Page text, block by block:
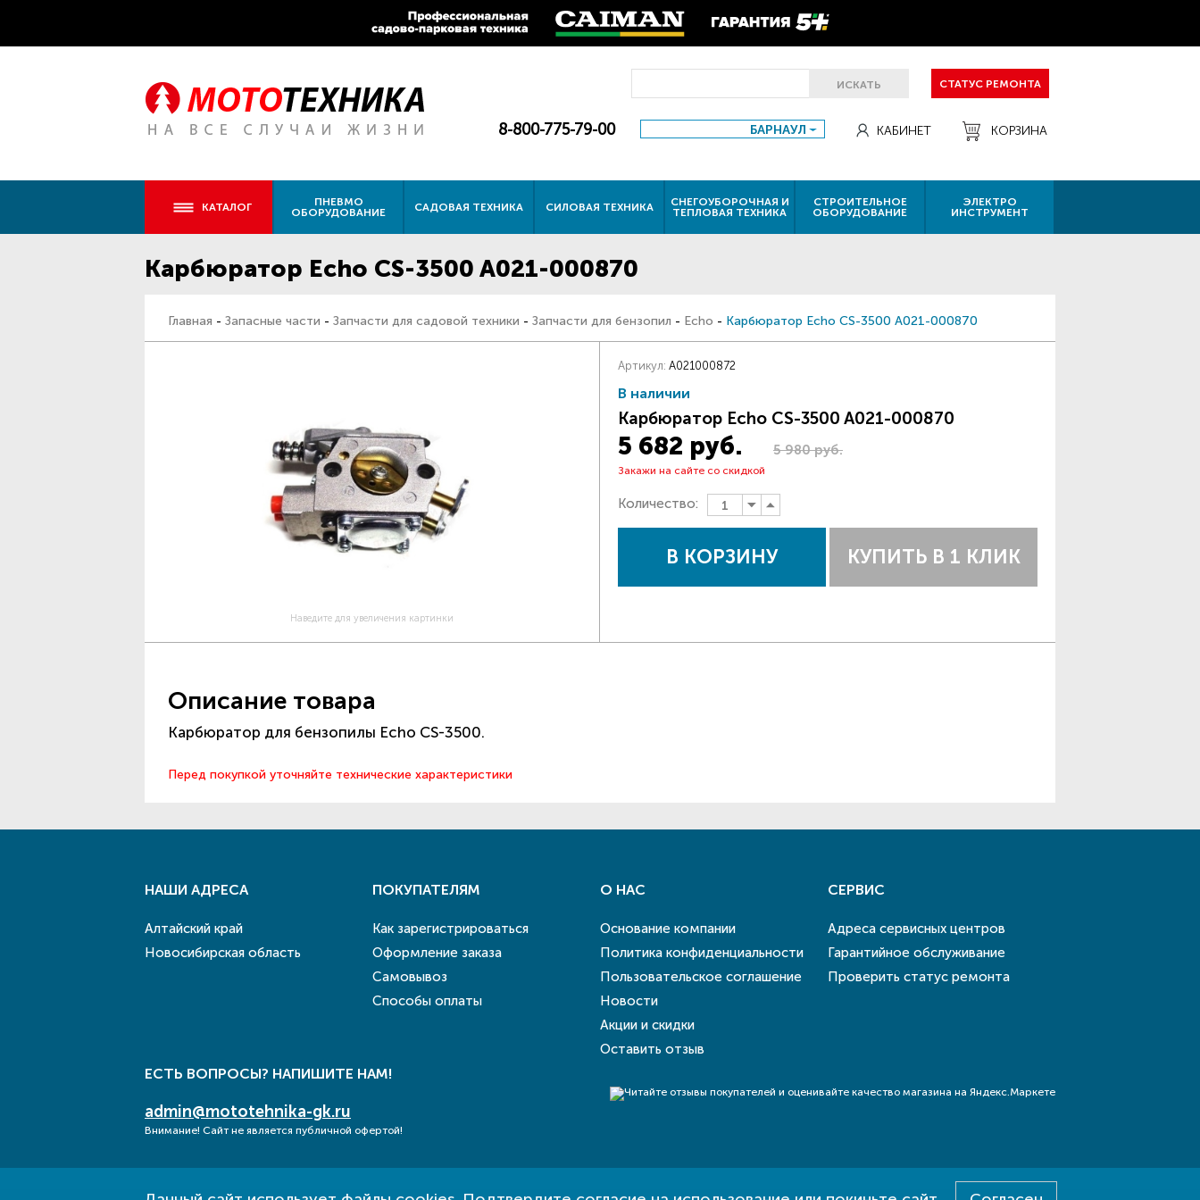
ИСКАТЬ СТАТУС РЕМОНТА
8-800-775-79-00 БАРНАУЛ КАБИНЕТ КОРЗИНА
КАТАЛОГ
ПНЕВМО
ОБОРУДОВАНИЕ
САДОВАЯ ТЕХНИКА СИЛОВАЯ ТЕХНИКА
СНЕГОУБОРОЧНАЯ И
ТЕПЛОВАЯ ТЕХНИКА
СТРОИТЕЛЬНОЕ
ОБОРУДОВАНИЕ
ЭЛЕКТРО
ИНСТРУМЕНТ
Карбюратор Echo CS-3500 A021-000870
Главная - Запасные части - Запчасти для садовой техники - Запчасти для бензопил - Echo - Карбюратор Echo CS-3500 A021-000870
Наведите для увеличения картинки
Артикул: A021000872
В наличии
Карбюратор Echo CS-3500 A021-000870
5 682 руб. 5 980 руб.
Закажи на сайте со скидкой
Количество:
В КОРЗИНУ КУПИТЬ В 1 КЛИК
Описание товара
Карбюратор для бензопилы Echo CS-3500.
Перед покупкой уточняйте технические характеристики
НАШИ АДРЕСА
Алтайский край
Новосибирская область
ПОКУПАТЕЛЯМ
Как зарегистрироваться
Оформление заказа
Самовывоз
Способы оплаты
О НАС
Основание компании
Политика конфиденциальности
Пользовательское соглашение
Новости
Акции и скидки
Оставить отзыв
СЕРВИС
Адреса сервисных центров
Гарантийное обслуживание
Проверить статус ремонта
ЕСТЬ ВОПРОСЫ? НАПИШИТЕ НАМ!
admin@mototehnika-gk.ru
Внимание! Сайт не является публичной офертой!